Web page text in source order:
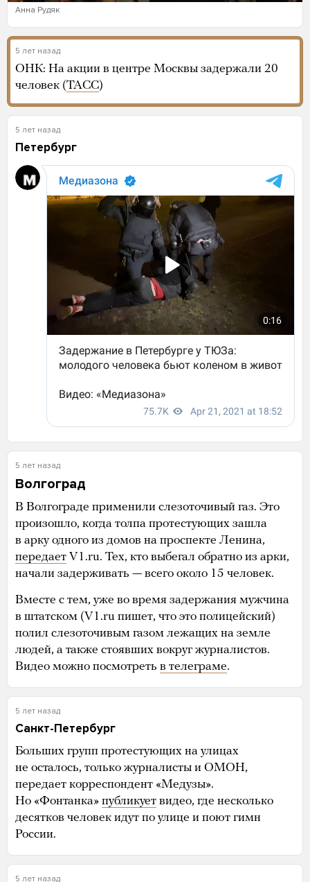
Анна Рудяк
5 лет назад
ОНК: На акции в центре Москвы задержали 20
человек (ТАСС)
5 лет назад
Петербург
5 лет назад
Волгоград
В Волгограде применили слезоточивый газ. Это
произошло, когда толпа протестующих зашла
в арку одного из домов на проспекте Ленина,
передает V1.ru. Тех, кто выбегал обратно из арки,
начали задерживать — всего около 15 человек.
Вместе с тем, уже во время задержания мужчина
в штатском (V1.ru пишет, что это полицейский)
полил слезоточивым газом лежащих на земле
людей, а также стоявших вокруг журналистов.
Видео можно посмотреть в телеграме.
5 лет назад
Санкт-Петербург
Больших групп протестующих на улицах
не осталось, только журналисты и ОМОН,
передает корреспондент «Медузы».
Но «Фонтанка» публикует видео, где несколько
десятков человек идут по улице и поют гимн
России.
5 лет назад